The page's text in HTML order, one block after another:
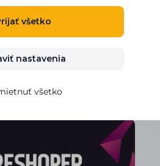
stánek
2024
všetko
nastavenia
všetko